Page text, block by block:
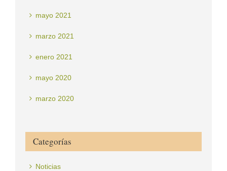
mayo 2021
marzo 2021
enero 2021
mayo 2020
marzo 2020
Categorías
Noticias